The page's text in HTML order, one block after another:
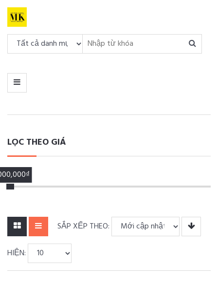
DANH
MỤC
MENU
LỌC THEO GIÁ
SẮP XẾP THEO:
HIỆN: